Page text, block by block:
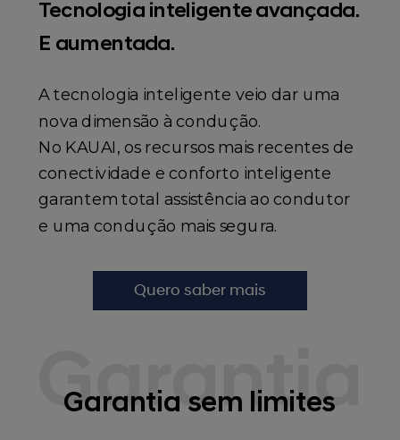
Quero saber mais
Tecnologia inteligente avançada.
E aumentada.
A tecnologia inteligente veio dar uma
nova dimensão à condução.
No KAUAI, os recursos mais recentes de
conectividade e conforto inteligente
garantem total assistência ao condutor
e uma condução mais segura.
Garantia
Garantia sem limites